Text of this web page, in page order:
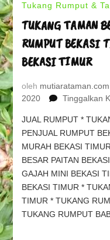
Tukang Rumput &
TUKANG TAMAN
RUMPUT BEKASI
BEKASI TIMUR
oleh mutiarataman.com
2020
Tinggalkan
JUAL RUMPUT *
PENJUAL RUMPUT
MURAH BEKASI
BESAR PAITAN
GAJAH MINI BEKASI
BEKASI TIMUR *
TIMUR * TUKANG
TUKANG RUMPUT